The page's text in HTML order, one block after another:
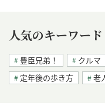
人気のキーワード
豊臣兄弟！ クルマ
定年後の歩き方
老